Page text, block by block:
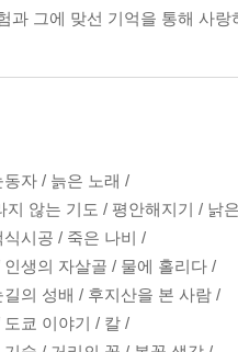
과 그에 맞선 기억을 통해 사
자 / 늙은 노래 /
지 않는 기도 / 평안해지기 / 낡
시공 / 죽은 나비 /
인생의 자살골 / 물에 홀리다 /
길의 성배 / 후지산을 본 사람 /
쿄 이야기 / 칼 /